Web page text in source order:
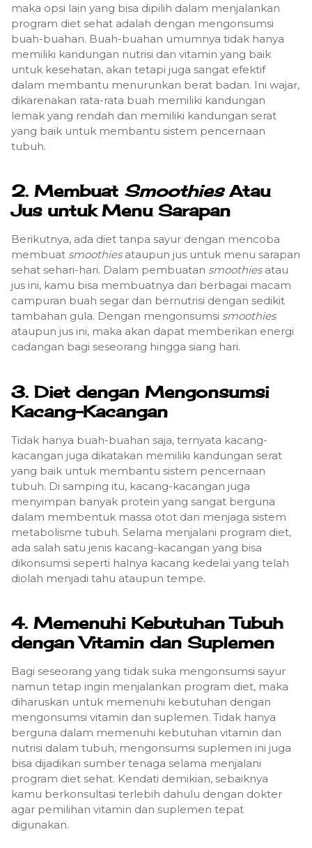
maka opsi lain yang bisa dipilih dalam menjalankan
program diet sehat adalah dengan mengonsumsi
buah-buahan. Buah-buahan umumnya tidak hanya
memiliki kandungan nutrisi dan vitamin yang baik
untuk kesehatan, akan tetapi juga sangat efektif
dalam membantu menurunkan berat badan. Ini wajar,
dikarenakan rata-rata buah memiliki kandungan
lemak yang rendah dan memiliki kandungan serat
yang baik untuk membantu sistem pencernaan
tubuh.
2. Membuat SmoothiesAtau
Jus untuk Menu Sarapan
Berikutnya, ada diet tanpa sayur dengan mencoba
membuat smoothiesataupun jus untuk menu sarapan
sehat sehari-hari. Dalam pembuatan smoothiesatau
jus ini, kamu bisa membuatnya dari berbagai macam
campuran buah segar dan bernutrisi dengan sedikit
tambahan gula. Dengan mengonsumsi smoothies
ataupun jus ini, maka akan dapat memberikan energi
cadangan bagi seseorang hingga siang hari.
3. Diet dengan Mengonsumsi
Kacang-Kacangan
Tidak hanya buah-buahan saja, ternyata kacang-
kacangan juga dikatakan memiliki kandungan serat
yang baik untuk membantu sistem pencernaan
tubuh. Di samping itu, kacang-kacangan juga
menyimpan banyak protein yang sangat berguna
dalam membentuk massa otot dan menjaga sistem
metabolisme tubuh. Selama menjalani program diet,
ada salah satu jenis kacang-kacangan yang bisa
dikonsumsi seperti halnya kacang kedelai yang telah
diolah menjadi tahu ataupun tempe.
4. Memenuhi Kebutuhan Tubuh
dengan Vitamin dan Suplemen
Bagi seseorang yang tidak suka mengonsumsi sayur
namun tetap ingin menjalankan program diet, maka
diharuskan untuk memenuhi kebutuhan dengan
mengonsumsi vitamin dan suplemen. Tidak hanya
berguna dalam memenuhi kebutuhan vitamin dan
nutrisi dalam tubuh, mengonsumsi suplemen ini juga
bisa dijadikan sumber tenaga selama menjalani
program diet sehat. Kendati demikian, sebaiknya
kamu berkonsultasi terlebih dahulu dengan dokter
agar pemilihan vitamin dan suplemen tepat
digunakan.